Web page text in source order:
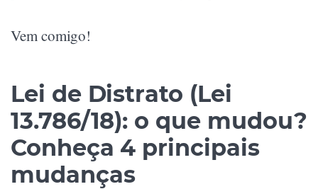
Vem comigo!
Lei de Distrato (Lei
13.786/18): o que mudou?
Conheça 4 principais
mudanças